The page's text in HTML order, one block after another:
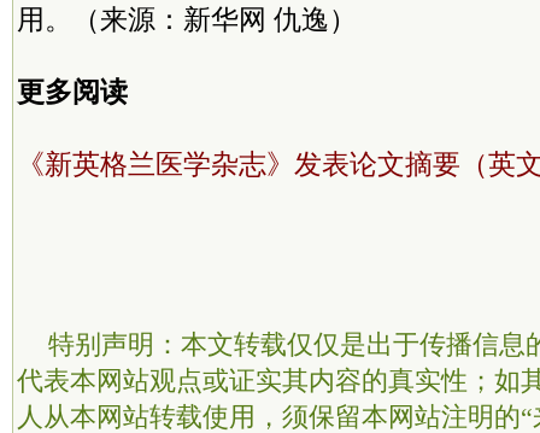
用。（来源：新华网 仇逸）
更多阅读
《新英格兰医学杂志》发表论文摘要（英
特别声明：本文转载仅仅是出于传播信息
代表本网站观点或证实其内容的真实性；如
人从本网站转载使用，须保留本网站注明的